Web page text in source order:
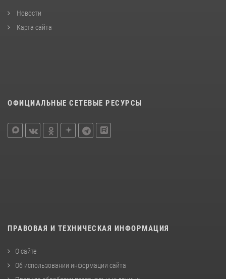
Новости
Карта сайта
ОФИЦИАЛЬНЫЕ СЕТЕВЫЕ РЕСУРСЫ
ПРАВОВАЯ И ТЕХНИЧЕСКАЯ ИНФОРМАЦИЯ
О сайте
Об использовании информации сайта